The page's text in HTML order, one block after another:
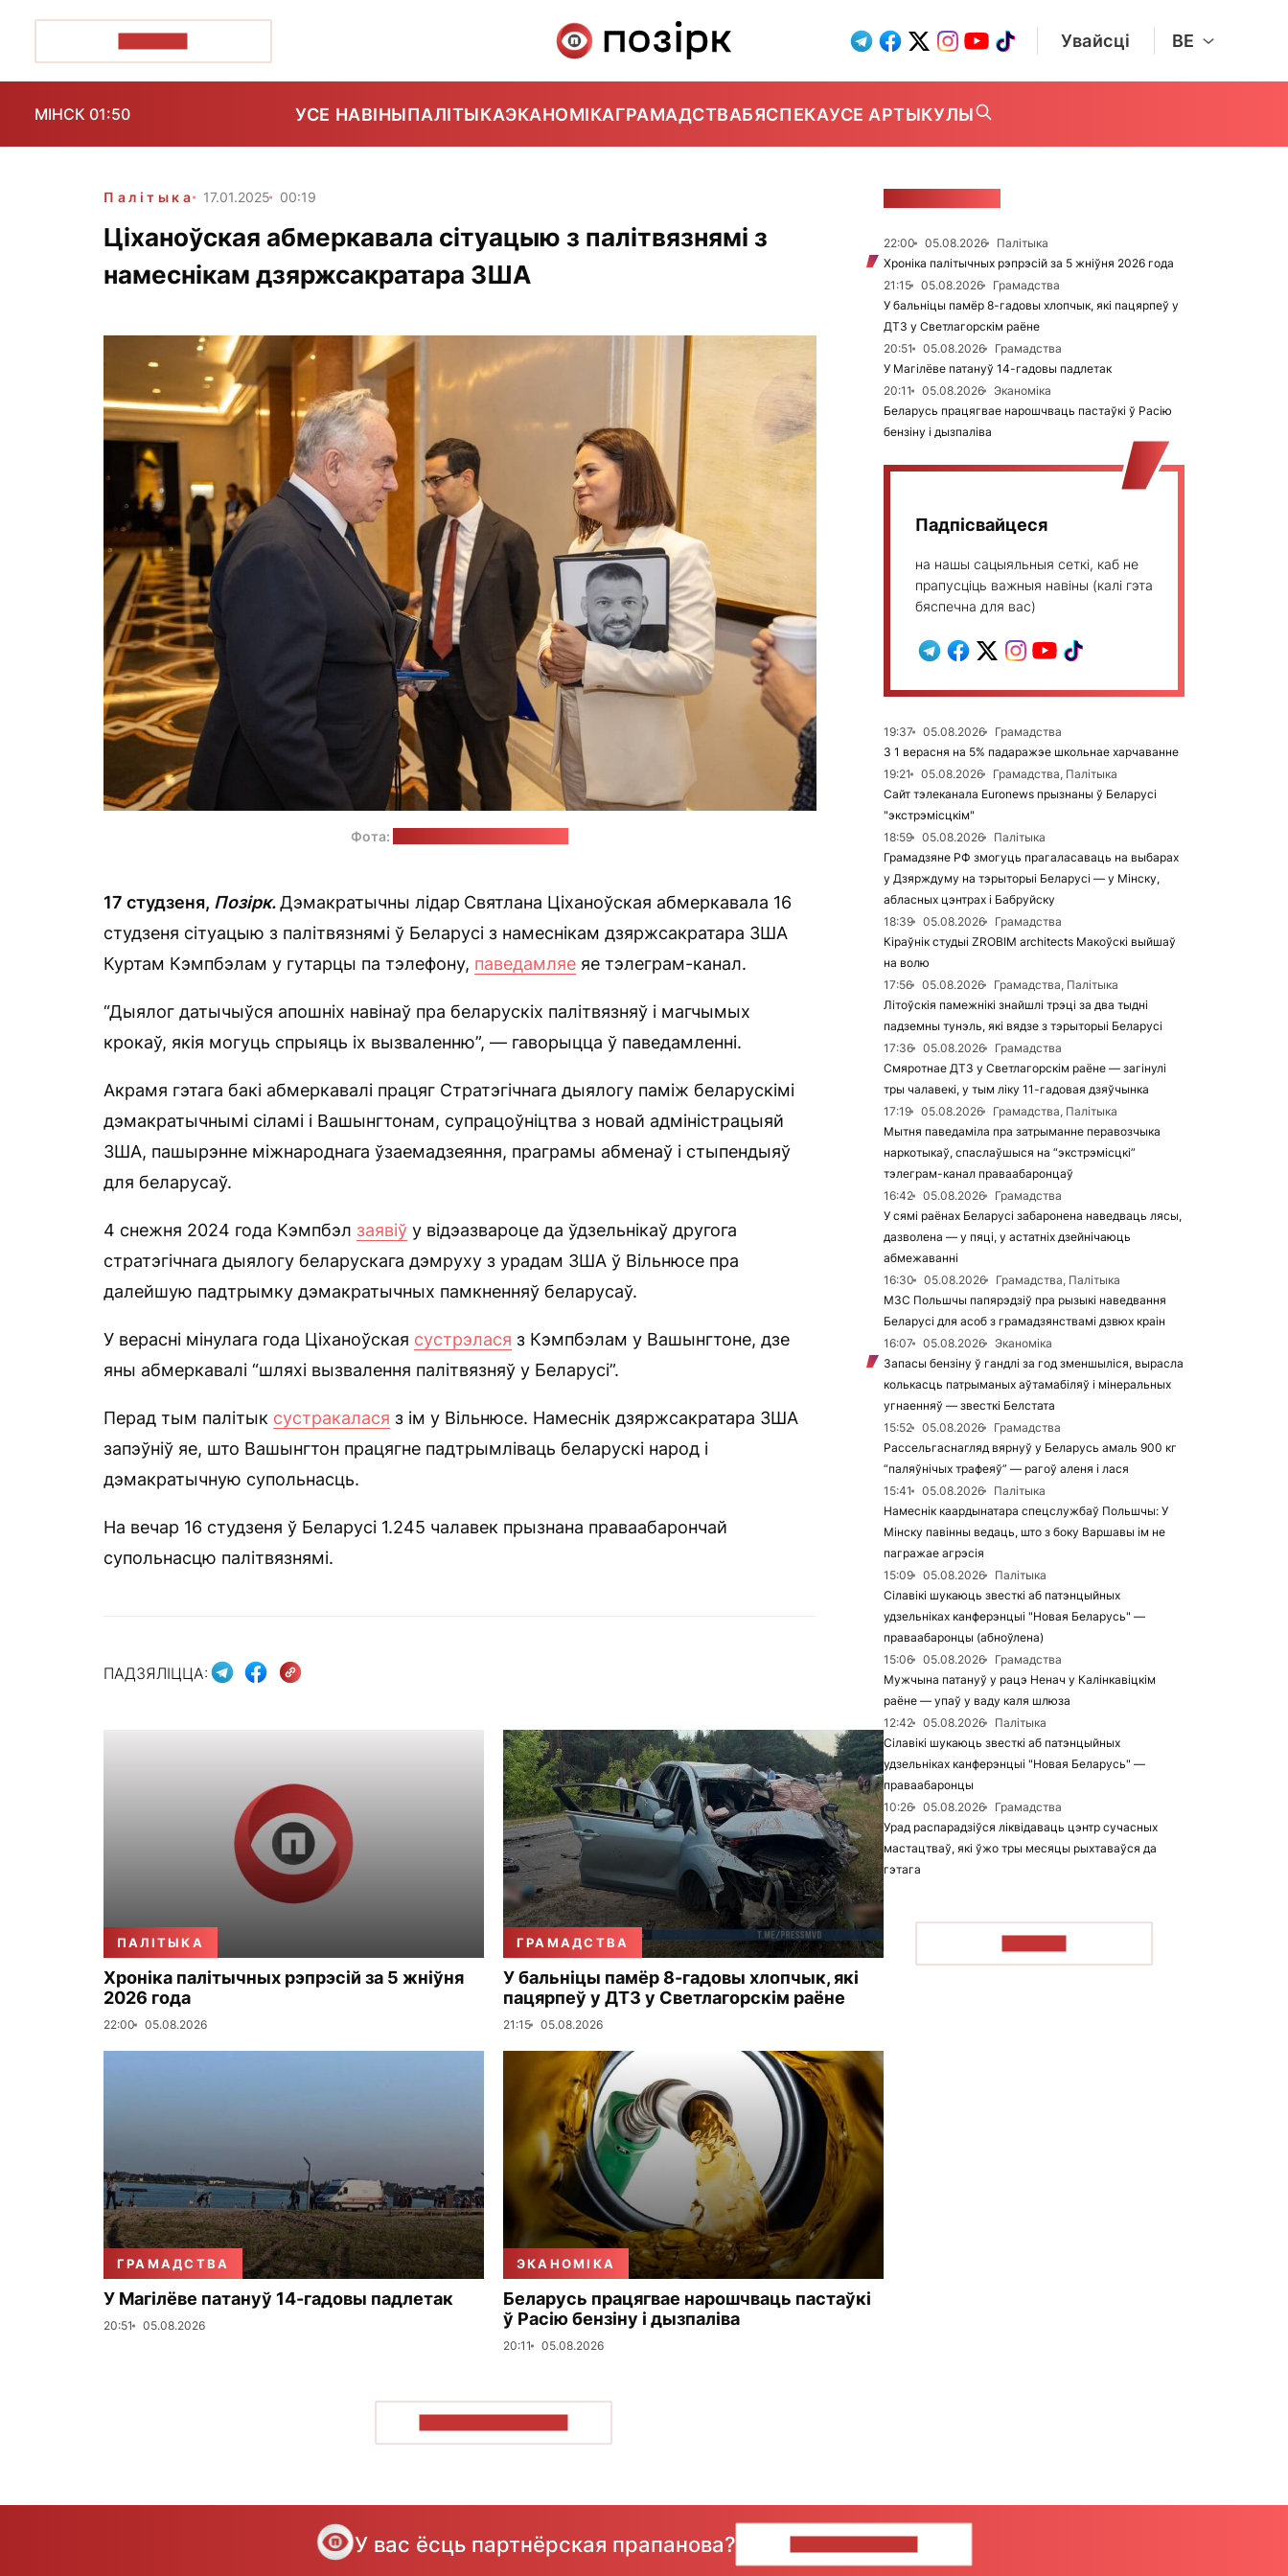
Увайсці BE
МІНСК 01:50 УСЕ НАВІНЫПАЛІТЫКАЭКАНОМІКАГРАМАДСТВАБЯСПЕКАУСЕ АРТЫКУЛЫ
Палітыка 17.01.2025 00:19
Ціханоўская абмеркавала сітуацыю з палітвязнямі з
намеснікам дзяржсакратара ЗША
Фота:
17 студзеня, Позірк.Дэмакратычны лідар Святлана Ціханоўская абмеркавала 16
студзеня сітуацыю з палітвязнямі ў Беларусі з намеснікам дзяржсакратара ЗША
Куртам Кэмпбэлам у гутарцы па тэлефону, паведамляе яе тэлеграм-канал.
“Дыялог датычыўся апошніх навінаў пра беларускіх палітвязняў і магчымых
крокаў, якія могуць спрыяць іх вызваленню”, — гаворыцца ў паведамленні.
Акрамя гэтага бакі абмеркавалі працяг Стратэгічнага дыялогу паміж беларускімі
дэмакратычнымі сіламі і Вашынгтонам, супрацоўніцтва з новай адміністрацыяй
ЗША, пашырэнне міжнароднага ўзаемадзеяння, праграмы абменаў і стыпендыяў
для беларусаў.
4 снежня 2024 года Кэмпбэл заявіў у відэазвароце да ўдзельнікаў другога
стратэгічнага дыялогу беларускага дэмруху з урадам ЗША ў Вільнюсе пра
далейшую падтрымку дэмакратычных памкненняў беларусаў.
У верасні мінулага года Ціханоўская сустрэлася з Кэмпбэлам у Вашынгтоне, дзе
яны абмеркавалі “шляхі вызвалення палітвязняў у Беларусі”.
Перад тым палітык сустракалася з ім у Вільнюсе. Намеснік дзяржсакратара ЗША
запэўніў яе, што Вашынгтон працягне падтрымліваць беларускі народ і
дэмакратычную супольнасць.
На вечар 16 студзеня ў Беларусі 1.245 чалавек прызнана праваабарончай
супольнасцю палітвязнямі.
ПАДЗЯЛІЦЦА:
ПАЛІТЫКА
Хроніка палітычных рэпрэсій за 5 жніўня
2026 года
22:00 05.08.2026
ГРАМАДСТВА
У бальніцы памёр 8-гадовы хлопчык, які
пацярпеў у ДТЗ у Светлагорскім раёне
21:15 05.08.2026
ГРАМАДСТВА
У Магілёве патануў 14-гадовы падлетак
20:51 05.08.2026
ЭКАНОМІКА
Беларусь працягвае нарошчваць пастаўкі
ў Расію бензіну і дызпаліва
20:11 05.08.2026
22:00 05.08.2026
Палітыка
Хроніка палітычных рэпрэсій за 5 жніўня 2026 года
21:15
05.08.2026
Грамадства
У бальніцы памёр 8-гадовы хлопчык, які пацярпеў у
ДТЗ у Светлагорскім раёне
20:51
05.08.2026
Грамадства
У Магілёве патануў 14-гадовы падлетак
20:11
05.08.2026
Эканоміка
Беларусь працягвае нарошчваць пастаўкі ў Расію
бензіну і дызпаліва
Падпісвайцеся
на нашы сацыяльныя сеткі, каб не
прапусціць важныя навіны (калі гэта
бяспечна для вас)
19:37 05.08.2026
Грамадства
З 1 верасня на 5% падаражэе школьнае харчаванне
19:21
05.08.2026
Грамадства, Палітыка
Сайт тэлеканала Euronews прызнаны ў Беларусі
"экстрэмісцкім"
18:59
05.08.2026
Палітыка
Грамадзяне РФ змогуць прагаласаваць на выбарах
у Дзярждуму на тэрыторыі Беларусі — у Мінску,
абласных цэнтрах і Бабруйску
18:39
05.08.2026
Грамадства
Кіраўнік студыі ZROBIM architects Макоўскі выйшаў
на волю
17:56
05.08.2026
Грамадства, Палітыка
Літоўскія памежнікі знайшлі трэці за два тыдні
падземны тунэль, які вядзе з тэрыторыі Беларусі
17:36
05.08.2026
Грамадства
Смяротнае ДТЗ у Светлагорскім раёне — загінулі
тры чалавекі, у тым ліку 11-гадовая дзяўчынка
17:19
05.08.2026
Грамадства, Палітыка
Мытня паведаміла пра затрыманне перавозчыка
наркотыкаў, спаслаўшыся на “экстрэмісцкі”
тэлеграм-канал праваабаронцаў
16:42
05.08.2026
Грамадства
У сямі раёнах Беларусі забаронена наведваць лясы,
дазволена — у пяці, у астатніх дзейнічаюць
абмежаванні
16:30
05.08.2026
Грамадства, Палітыка
МЗС Польшчы папярэдзіў пра рызыкі наведвання
Беларусі для асоб з грамадзянствамі дзвюх краін
16:07
05.08.2026
Эканоміка
Запасы бензіну ў гандлі за год зменшыліся, вырасла
колькасць патрыманых аўтамабіляў і мінеральных
угнаенняў — звесткі Белстата
15:52
05.08.2026
Грамадства
Рассельгаснагляд вярнуў у Беларусь амаль 900 кг
“паляўнічых трафеяў” — рагоў аленя і лася
15:41
05.08.2026
Палітыка
Намеснік каардынатара спецслужбаў Польшчы: У
Мінску павінны ведаць, што з боку Варшавы ім не
пагражае агрэсія
15:09
05.08.2026
Палітыка
Сілавікі шукаюць звесткі аб патэнцыйных
удзельніках канферэнцыі "Новая Беларусь" —
праваабаронцы (абноўлена)
15:06
05.08.2026
Грамадства
Мужчына патануў у рацэ Ненач у Калінкавіцкім
раёне — упаў у ваду каля шлюза
12:42
05.08.2026
Палітыка
Сілавікі шукаюць звесткі аб патэнцыйных
удзельніках канферэнцыі "Новая Беларусь" —
праваабаронцы
10:26
05.08.2026
Грамадства
Урад распарадзіўся ліквідаваць цэнтр сучасных
мастацтваў, які ўжо тры месяцы рыхтаваўся да
гэтага
У вас ёсць партнёрская прапанова?